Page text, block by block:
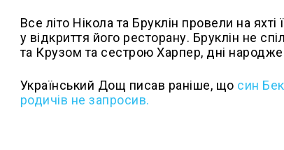
Все літо Нікола та Бруклін провели на
у відкриття його ресторану. Бруклін не
та Крузом та сестрою Харпер, дні
Український Дощ писав раніше, що син
родичів не запросив.